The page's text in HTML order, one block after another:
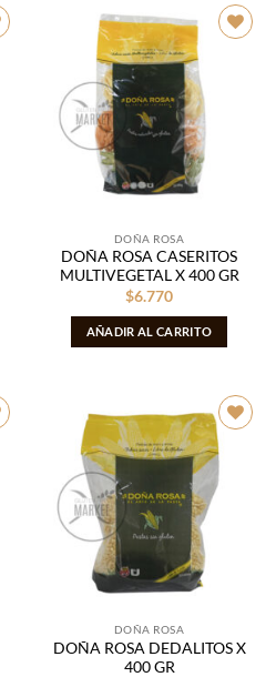
DOÑA ROSA
DOÑA ROSA CASERITOS
MULTIVEGETAL X 400 GR
$6.770
AÑADIR AL CARRITO
Añadir
a la
deseos
DOÑA ROSA
DOÑA ROSA DEDALITOS X
400 GR